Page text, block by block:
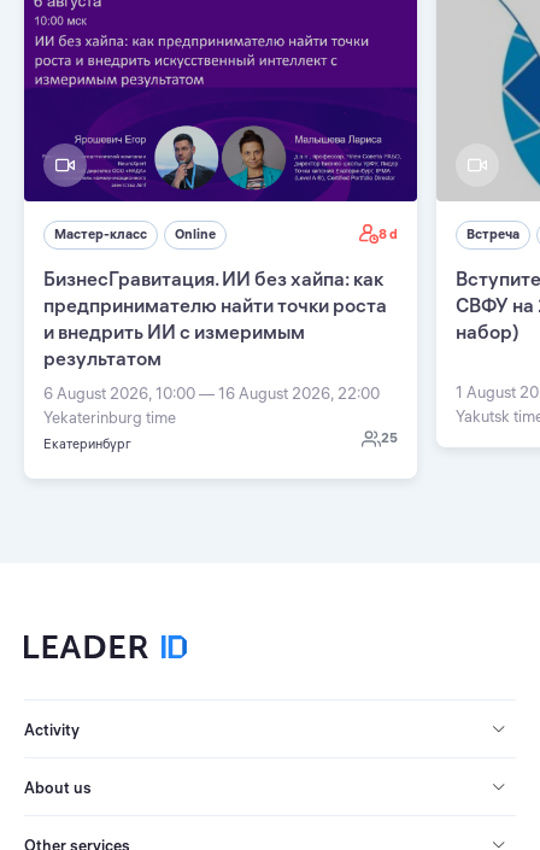
Мастер-класс Online 8 d
БизнесГравитация. ИИ без хайпа: как
предпринимателю найти точки роста
и внедрить ИИ с измеримым
результатом
6 August 2026, 10:00 — 16 August 2026, 22:00
Yekaterinburg time
Екатеринбург 25
Встреча
СВФУ на
набор)
1 August
Yakutsk
Activity
About us
Other services